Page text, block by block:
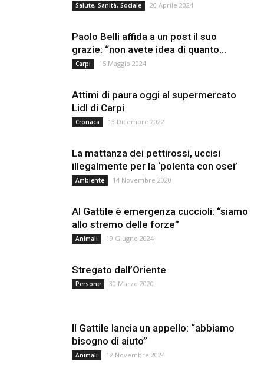
Salute, Sanità, Sociale 20 Aprile 2024
Paolo Belli affida a un post il suo
grazie: “non avete idea di quanto...
Carpi 15 Maggio 2024
Attimi di paura oggi al supermercato
Lidl di Carpi
Cronaca 13 Dicembre 2022
La mattanza dei pettirossi, uccisi
illegalmente per la ‘polenta con osei’
Ambiente 14 Novembre 2020
Al Gattile è emergenza cuccioli: “siamo
allo stremo delle forze”
Animali 19 Giugno 2024
Stregato dall’Oriente
Persone 30 Marzo 2020
Il Gattile lancia un appello: “abbiamo
bisogno di aiuto”
Animali 12 Novembre 2024